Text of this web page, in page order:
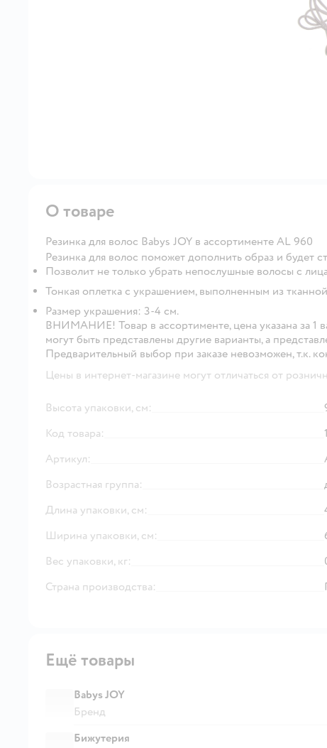
О товаре
Резинка для волос Babys JOY в ассортименте AL 960
Резинка для волос поможет дополнить образ и будет
Позволит не только убрать непослушные волосы с
Тонкая оплетка с украшением, выполненным из
Размер украшения: 3-4 см.
ВНИМАНИЕ! Товар в ассортименте, цена указана за
могут быть представлены другие варианты, а
Предварительный выбор при заказе невозможен, т.к.
Цены в интернет-магазине могут отличаться от
Высота упаковки, см:
Код товара:
Артикул:
Возрастная группа:
Длина упаковки, см:
Ширина упаковки, см:
Вес упаковки, кг:
Страна производства:
Ещё товары
Babys JOY
Бренд
Бижутерия